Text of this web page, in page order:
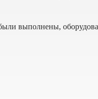
выполнены,